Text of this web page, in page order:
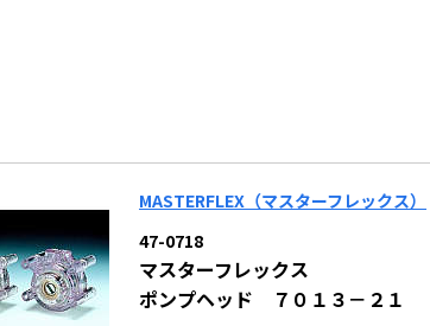
MASTERFLEX（マスターフレックス）
47-0718
マスターフレックス
ポンプヘッド ７０１３－２１